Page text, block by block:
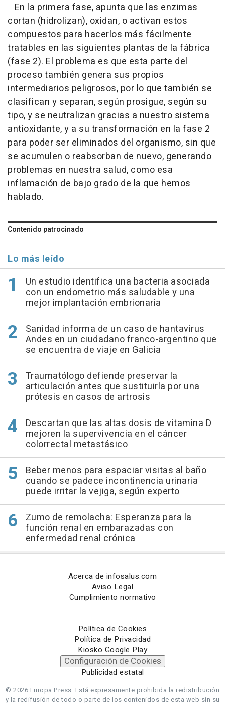
En la primera fase, apunta que las enzimas
cortan (hidrolizan), oxidan, o activan estos
compuestos para hacerlos más fácilmente
tratables en las siguientes plantas de la fábrica
(fase 2). El problema es que esta parte del
proceso también genera sus propios
intermediarios peligrosos, por lo que también se
clasifican y separan, según prosigue, según su
tipo, y se neutralizan gracias a nuestro sistema
antioxidante, y a su transformación en la fase 2
para poder ser eliminados del organismo, sin que
se acumulen o reabsorban de nuevo, generando
problemas en nuestra salud, como esa
inflamación de bajo grado de la que hemos
hablado.
Contenido patrocinado
Lo más leído
Un estudio identifica una bacteria asociada
con un endometrio más saludable y una
mejor implantación embrionaria
Sanidad informa de un caso de hantavirus
Andes en un ciudadano franco-argentino que
se encuentra de viaje en Galicia
Traumatólogo defiende preservar la
articulación antes que sustituirla por una
prótesis en casos de artrosis
Descartan que las altas dosis de vitamina D
mejoren la supervivencia en el cáncer
colorrectal metastásico
Beber menos para espaciar visitas al baño
cuando se padece incontinencia urinaria
puede irritar la vejiga, según experto
Zumo de remolacha: Esperanza para la
función renal en embarazadas con
enfermedad renal crónica
Acerca de infosalus.com
Aviso Legal
Cumplimiento normativo
Política de Cookies
Política de Privacidad
Kiosko Google Play
Configuración de Cookies
Publicidad estatal
© 2026 Europa Press. Está expresamente prohibida la redistribución
y la redifusión de todo o parte de los contenidos de esta web sin su